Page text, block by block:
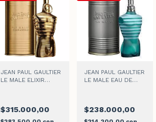
JEAN PAUL GAULTIER
LE MALE ELIXIR
$315.000,00
JEAN PAUL GAULTIER
LE MALE EAU DE
$238.000,00